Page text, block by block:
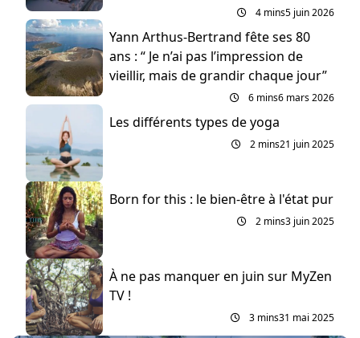
4 mins5 juin 2026
Yann Arthus-Bertrand fête ses 80
ans : “ Je n’ai pas l’impression de
vieillir, mais de grandir chaque jour”
6 mins6 mars 2026
Les différents types de yoga
2 mins21 juin 2025
Born for this : le bien-être à l'état pur
2 mins3 juin 2025
À ne pas manquer en juin sur MyZen
TV !
3 mins31 mai 2025